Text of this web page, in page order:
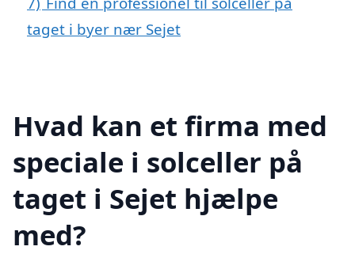
taget i byer nær Sejet
Hvad kan et firma med
speciale i solceller på
taget i Sejet hjælpe
med?